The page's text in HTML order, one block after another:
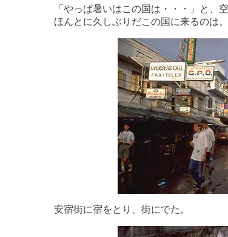
「やっぱ暑いはこの国は・・・」と、
ほんとに久しぶりだこの国に来るのは。
安宿街に宿をとり、街にでた。